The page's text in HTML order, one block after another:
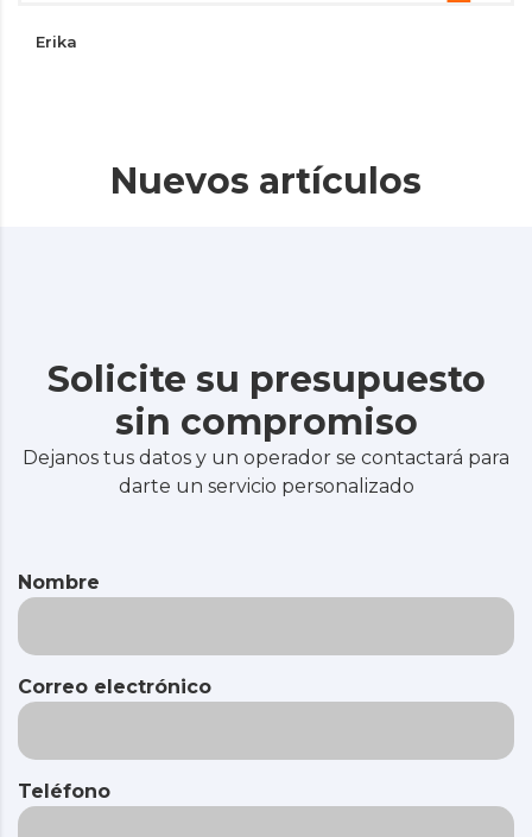
Erika
Nuevos artículos
Solicite su presupuesto
sin compromiso
Dejanos tus datos y un operador se contactará para
darte un servicio personalizado
Nombre
Correo electrónico
Teléfono